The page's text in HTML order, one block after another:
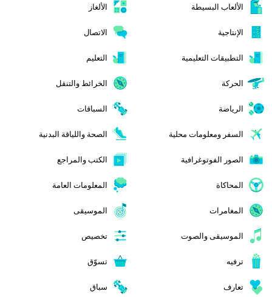
الألعاب البسيطة الألغاز
الإنتاجية الاتصال
التطبيقات التعليمية التعليم
الحركة الخرائط والتنقل
الرياضة السباقات
السفر ومعلومات محلية الصحة واللياقة البدنية
الصور الفوتوغرافية الكتب والمراجع
المحاكاة المعلومات العامة
المغامرات الموسيقى
الموسيقى والصوت تخصيص
ترفيه تسوّق
تعارف سباق